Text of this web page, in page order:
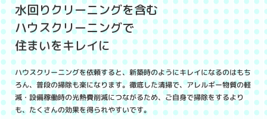
水回りクリーニングを含む
ハウスクリーニングで
住まいをキレイに
ハウスクリーニングを依頼すると、新築時のようにキレイになるのはもち
ろん、普段の掃除も楽になります。徹底した清掃で、アレルギー物質の軽
減・設備稼働時の光熱費削減につながるため、ご自身で掃除をするより
も、たくさんの効果を得られやすいです。